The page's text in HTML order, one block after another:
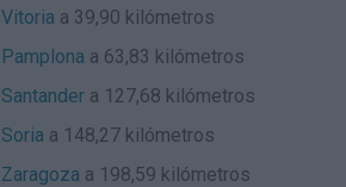
Vitoria a 39,90 kilómetros
Pamplona a 63,83 kilómetros
Santandera 127,68 kilómetros
Soria a 148,27 kilómetros
Zaragoza a 198,59 kilómetros